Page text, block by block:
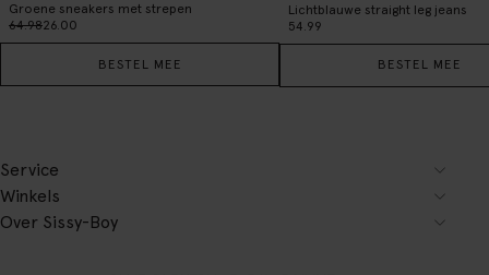
Groene sneakers met strepen
64.9826.00
BESTEL MEE
Lichtblauwe straight leg jeans
54.99
BESTEL MEE
Service
Winkels
Over Sissy-Boy